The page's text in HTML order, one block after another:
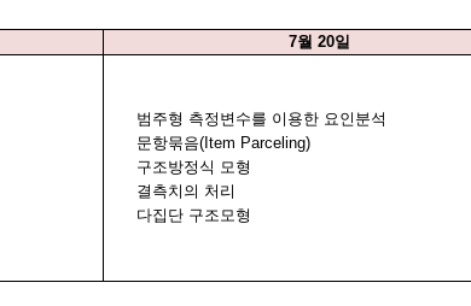
7월 20일
범주형 측정변수를 이용한 요인분석
문항묶음(Item Parceling)
구조방정식 모형
결측치의 처리
다집단 구조모형